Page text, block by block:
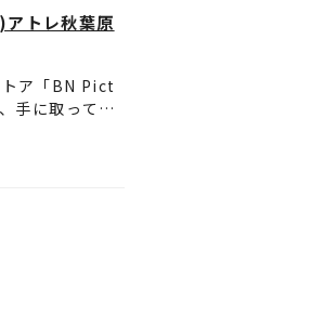
きます。
トレ秋葉原
ア「BN Pict
手に取って購
ム」など、新